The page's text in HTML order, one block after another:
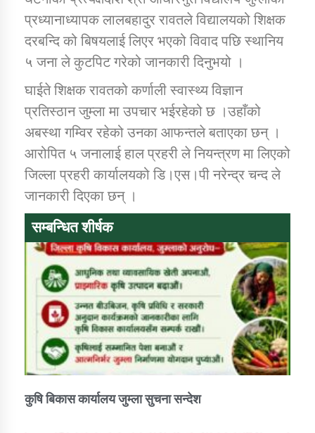
कर्णाली प्राविधि शिक्षालय जुम्लाको सुचना
तातोपानी गाउँपालिकाको न्यायिक समिति सम्बन्धी सन्देश
तातोपानी गाउँपालिका जुम्लाको महिला तथा लैङ्गिक हिंसा
सम्बन्धी सूचना सन्देश
तातोपानी गाउँपालिका जुम्लाको महिनावारी सम्बन्धिकाे
तातोपानी गाउँपालिका जुम्लाको बालविवाह सन्देश
प्रध्यानाध्यापक लालबहादुर रावतले विद्यालयको शिक्षक
दरबन्दि को बिषयलाई लिएर भएको विवाद पछि स्थानिय
५ जना ले कुटपिट गरेको जानकारी दिनुभयो ।
घाईते शिक्षक रावतको कर्णाली स्वास्थ्य विज्ञान
प्रतिस्ठान जुम्ला मा उपचार भईरहेको छ ।उहाँको
अबस्था गम्विर रहेको उनका आफन्तले बताएका छन् ।
आरोपित ५ जनालाई हाल प्रहरी ले नियन्त्रण मा लिएको
जिल्ला प्रहरी कार्यालयको डि।एस।पी नरेन्द्र चन्द ले
जानकारी दिएका छन् ।
सम्बन्धित शीर्षक
कुषि बिकास कार्यालय जुम्ला सुचना सन्देश